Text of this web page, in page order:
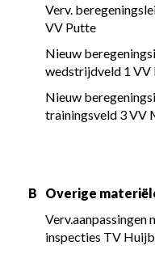
Verv.
VV Putte
Nieuw
wedstrijdveld 1 VV
Nieuw
trainingsveld 3 VV
B
Overige
Verv.aanpassingen
inspecties TV